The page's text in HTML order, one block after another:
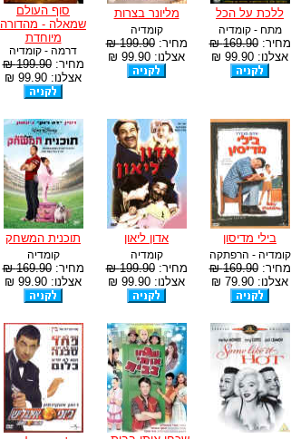
ללכת על הכל
מתח - קומדיה
מחיר:169.90 ₪
אצלנו: 99.90 ₪
מליונר בצרות
קומדיה
מחיר:199.90 ₪
אצלנו: 99.90 ₪
סוף העולם
שמאלה - מהדורה
מיוחדת
דרמה - קומדיה
מחיר:199.90 ₪
אצלנו: 99.90 ₪
בילי מדיסון
קומדיה - הרפתקה
מחיר:169.90 ₪
אצלנו: 79.90 ₪
אדון ליאון
קומדיה
מחיר:199.90 ₪
אצלנו: 99.90 ₪
תוכנית המשחק
קומדיה
מחיר:169.90 ₪
אצלנו: 99.90 ₪